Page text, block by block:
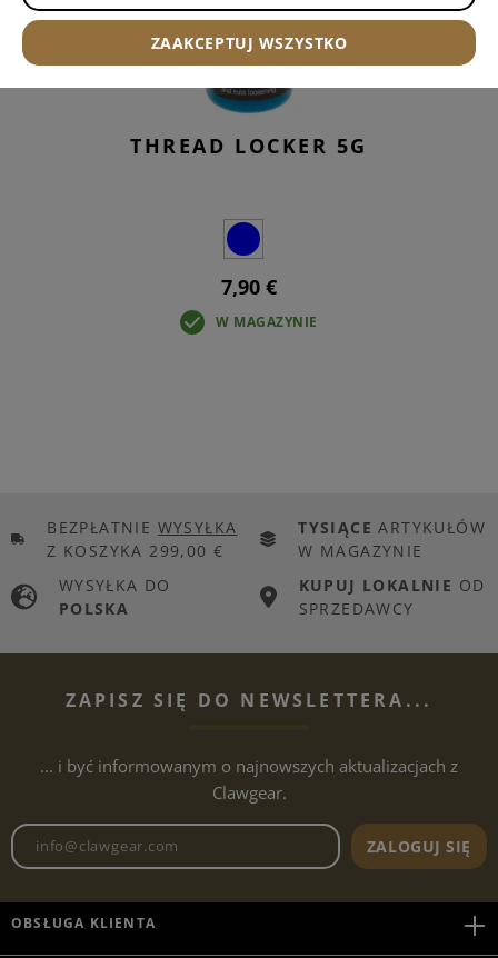
THREAD LOCKER 5G
7,90 €
W MAGAZYNIE
BEZPŁATNIE WYSYŁKA
Z KOSZYKA 299,00 €
TYSIĄCE ARTYKUŁÓW
W MAGAZYNIE
WYSYŁKA DO
POLSKA
KUPUJ LOKALNIE OD
SPRZEDAWCY
ZAPISZ SIĘ DO NEWSLETTERA...
... i być informowanym o najnowszych aktualizacjach z
Clawgear.
Adres e-mailowy biuletynu
ZALOGUJ SIĘ
OBSŁUGA KLIENTA
ZAAKCEPTUJ WSZYSTKO